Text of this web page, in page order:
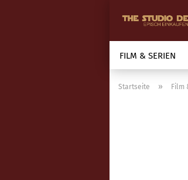
FILM & SERIEN
Startseite » Film